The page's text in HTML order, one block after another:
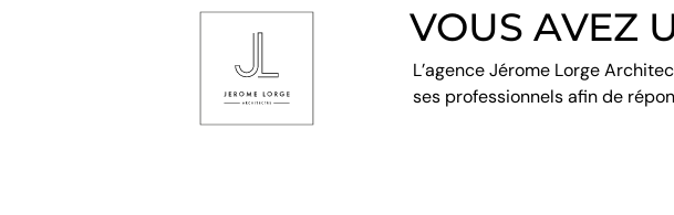
VOUS AVEZ
L’agence Jérome Lorge
ses professionnels afin de